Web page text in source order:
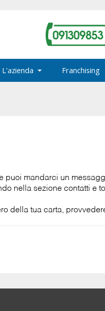
L'azienda Franchising
puoi mandarci un
nella sezione contatti e
della tua carta,